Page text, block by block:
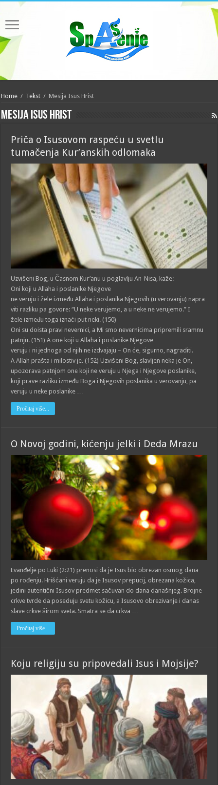
Home / Tekst / Mesija Isus Hrist
Mesija Isus Hrist
Priča o Isusovom raspeću u svetlu
tumačenja Kur’anskih odlomaka
Uzvišeni Bog, u Časnom Kur’anu u poglavlju An-Nisa, kaže:
Oni koji u Allaha i poslanike Njegove
ne veruju i žele između Allaha i poslanika Njegovih (u verovanju) napra
viti razliku pa govore: “U neke verujemo, a u neke ne verujemo.” I
žele između toga iznaći put neki. (150)
Oni su doista pravi nevernici, a Mi smo nevernicima pripremili sramnu
patnju. (151) A one koji u Allaha i poslanike Njegove
veruju i ni jednoga od njih ne izdvajaju – On će, sigurno, nagraditi.
A Allah prašta i milostiv je. (152) Uzvišeni Bog, slavljen neka je On,
upozorava patnjom one koji ne veruju u Njega i Njegove poslanike,
koji prave razliku između Boga i Njegovih poslanika u verovanju, pa
veruju u neke poslanike …
Pročitaj više...
O Novoj godini, kićenju jelki i Deda Mrazu
Evanđelje po Luki (2:21) prenosi da je Isus bio obrezan osmog dana
po rođenju. Hrišćani veruju da je Isusov prepucij, obrezana kožica,
jedini autentični Isusov predmet sačuvan do dana današnjeg. Brojne
crkve tvrde da poseduju svetu kožicu, a Isusovo obrezivanje i danas
slave crkve širom sveta. Smatra se da crkva …
Pročitaj više...
Koju religiju su pripovedali Isus i Mojsije?